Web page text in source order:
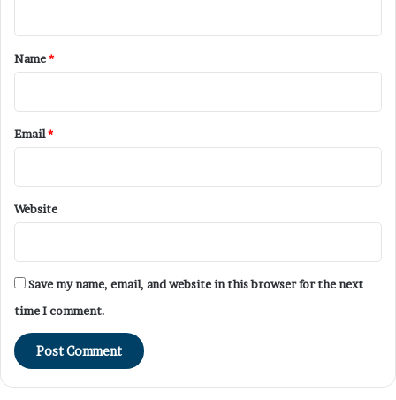
*
Name*
Email*
Website
Save my name, email, and website in this browser for the next
time I comment.